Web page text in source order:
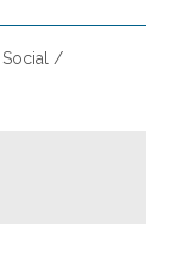
Social /